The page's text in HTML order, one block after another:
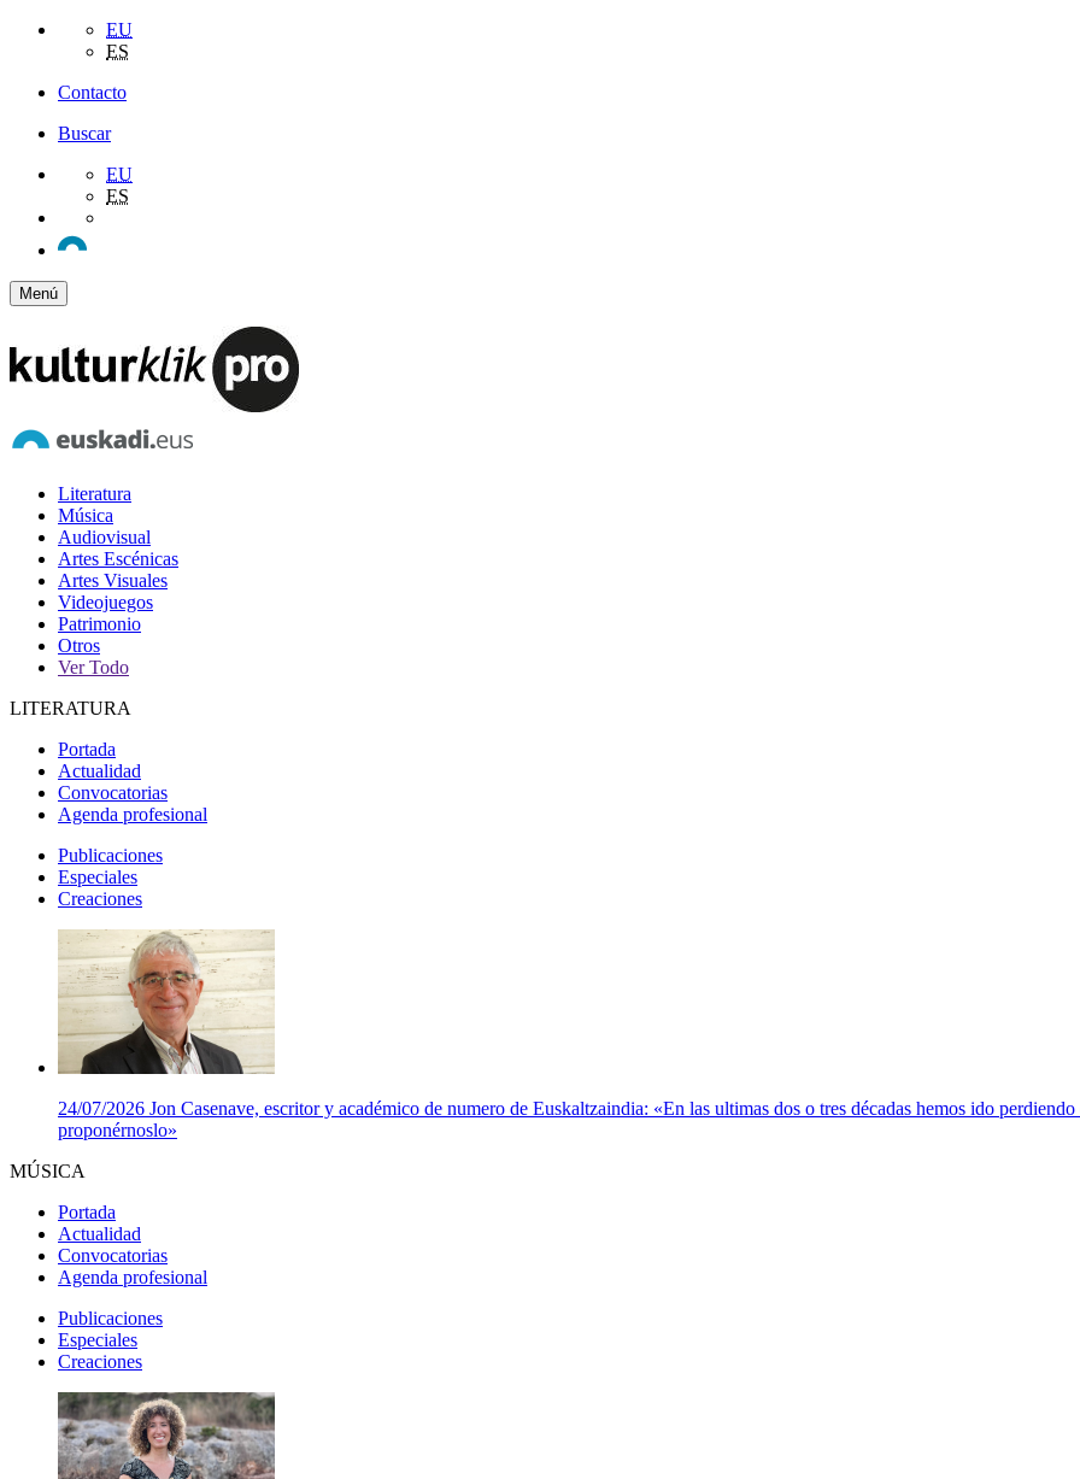
EU
ES
Contacto
Buscar
EU
ES
Menú
Literatura
Música
Audiovisual
Artes Escénicas
Artes Visuales
Videojuegos
Patrimonio
Otros
Ver Todo
LITERATURA
Portada
Actualidad
Convocatorias
Agenda profesional
Publicaciones
Especiales
Creaciones
24/07/2026 Jon Casenave, escritor y académico de numero de Euskaltzaindia: «En las ultimas dos o tres décadas hemos ido
proponérnoslo»
MÚSICA
Portada
Actualidad
Convocatorias
Agenda profesional
Publicaciones
Especiales
Creaciones